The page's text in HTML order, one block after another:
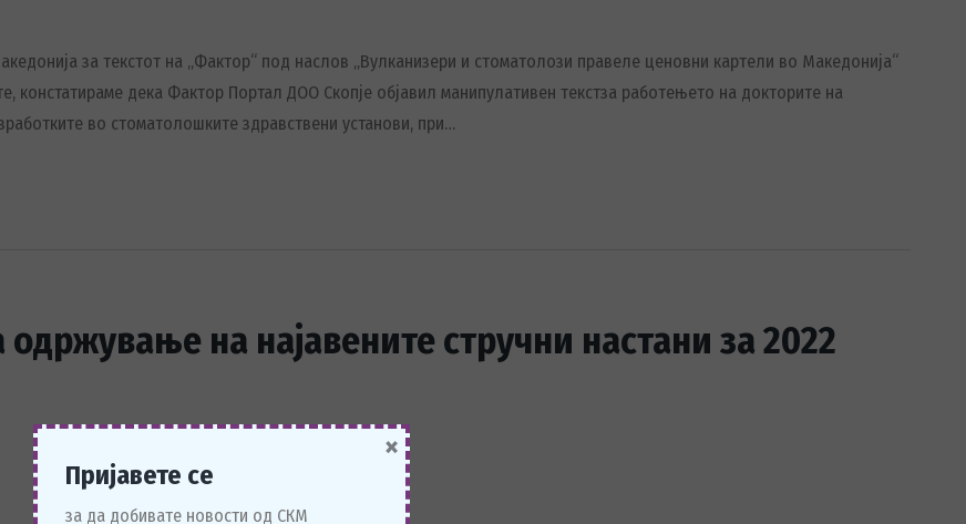
за текстот на „Фактор“ под наслов „Вулканизери и стоматолози правеле ценовни картели во Македонија“
констатираме дека Фактор Портал ДОО Скопје објавил манипулативен текстза работењето на докторите на
во стоматолошките здравствени установи, при…
на најавените стручни настани за 2022
Пријавете се
за да добивате новости од СКМ
×